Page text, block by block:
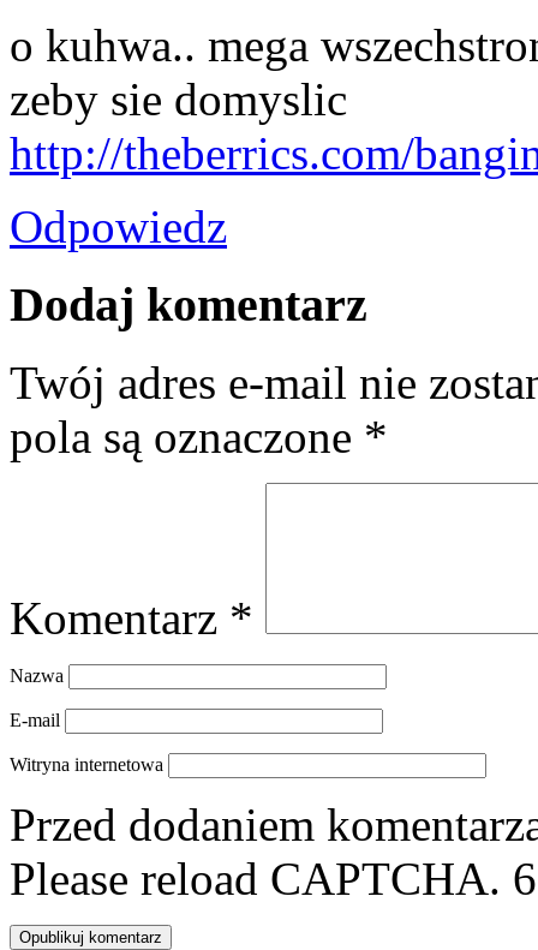
o kuhwa.. mega
zeby sie domyslic
http://theberrics.com/
Odpowiedz
Dodaj komentarz
Twój adres e-mail nie
pola są oznaczone *
Komentarz *
Nazwa
E-mail
Witryna internetowa
Przed dodaniem
Please reload CAPTCHA. 6